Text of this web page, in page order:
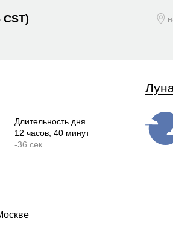
CST)
Длительность дня
12 часов, 40 минут
-36 сек